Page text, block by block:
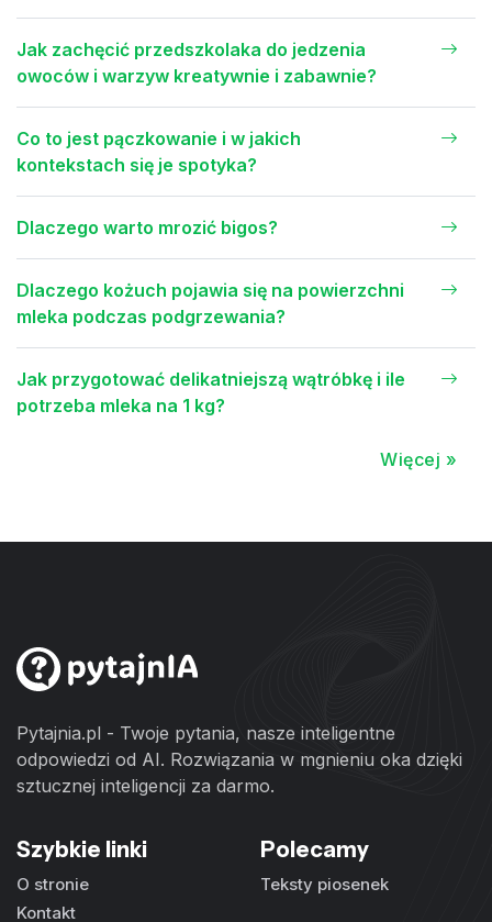
Jak zachęcić przedszkolaka do jedzenia
owoców i warzyw kreatywnie i zabawnie?
Co to jest pączkowanie i w jakich
kontekstach się je spotyka?
Dlaczego warto mrozić bigos?
Dlaczego kożuch pojawia się na powierzchni
mleka podczas podgrzewania?
Jak przygotować delikatniejszą wątróbkę i ile
potrzeba mleka na 1 kg?
Więcej »
Pytajnia.pl - Twoje pytania, nasze inteligentne
odpowiedzi od AI. Rozwiązania w mgnieniu oka dzięki
sztucznej inteligencji za darmo.
Szybkie linki
O stronie
Kontakt
Polecamy
Teksty piosenek